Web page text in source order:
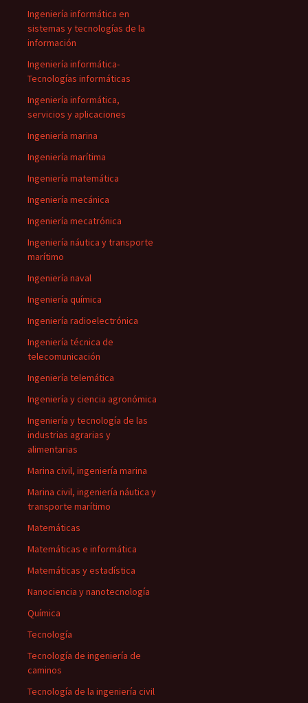
Ingeniería informática en
sistemas y tecnologías de la
información
Ingeniería informática-
Tecnologías informáticas
Ingeniería informática,
servicios y aplicaciones
Ingeniería marina
Ingeniería marítima
Ingeniería matemática
Ingeniería mecánica
Ingeniería mecatrónica
Ingeniería náutica y transporte
marítimo
Ingeniería naval
Ingeniería química
Ingeniería radioelectrónica
Ingeniería técnica de
telecomunicación
Ingeniería telemática
Ingeniería y ciencia agronómica
Ingeniería y tecnología de las
industrias agrarias y
alimentarias
Marina civil, ingeniería marina
Marina civil, ingeniería náutica y
transporte marítimo
Matemáticas
Matemáticas e informática
Matemáticas y estadística
Nanociencia y nanotecnología
Química
Tecnología
Tecnología de ingeniería de
caminos
Tecnología de la ingeniería civil